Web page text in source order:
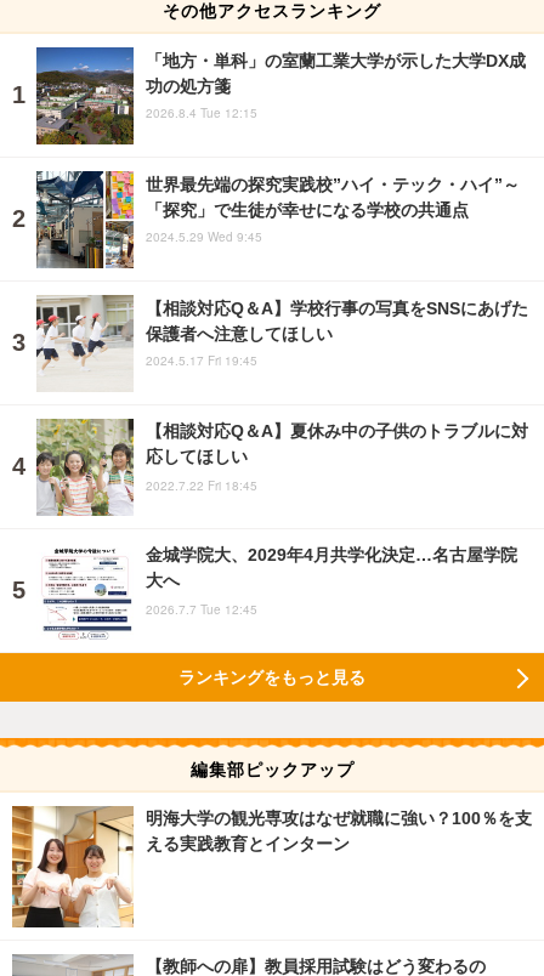
その他アクセスランキング
「地方・単科」の室蘭工業大学が示した大学DX成
功の処方箋
2026.8.4 Tue 12:15
世界最先端の探究実践校”ハイ・テック・ハイ”～
「探究」で生徒が幸せになる学校の共通点
2024.5.29 Wed 9:45
【相談対応Q＆A】学校行事の写真をSNSにあげた
保護者へ注意してほしい
2024.5.17 Fri 19:45
【相談対応Q＆A】夏休み中の子供のトラブルに対
応してほしい
2022.7.22 Fri 18:45
金城学院大、2029年4月共学化決定…名古屋学院
大へ
2026.7.7 Tue 12:45
ランキングをもっと見る
編集部ピックアップ
明海大学の観光専攻はなぜ就職に強い？100％を支
える実践教育とインターン
【教師への扉】教員採用試験はどう変わるの